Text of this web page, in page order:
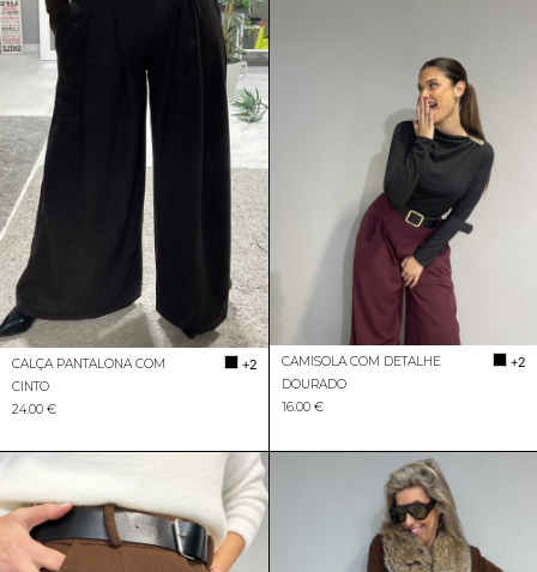
CALÇA PANTALONA COM
CINTO
+2
24.00 €
CAMISOLA COM DETALHE
DOURADO
+2
16.00 €